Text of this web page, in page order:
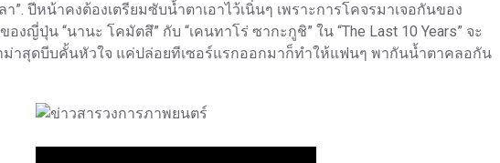
”. ปีหน้าคงต้องเตรียมซับน้ำตาเอาไว้เนิ่นๆ เพราะการโคจรมาเจอกันของ
งญี่ปุ่น “นานะ โคมัตสึ” กับ “เคนทาโร่ ซากะกูชิ” ใน “The Last 10 Years” จะ
ม่าสุดบีบคั้นหัวใจ แค่ปล่อยทีเซอร์แรกออกมาก็ทำให้แฟนๆ พากันน้ำตาคลอกัน